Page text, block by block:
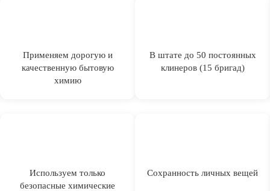
Применяем дорогую и
качественную бытовую
химию
В штате до 50 постоянных
клинеров (15 бригад)
Используем только
безопасные химические
Сохранность личных вещей